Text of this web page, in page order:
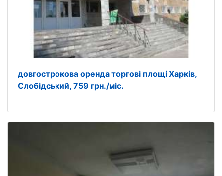
довгострокова оренда торгові площі Харків,
Слобідський, 759 грн./міс.